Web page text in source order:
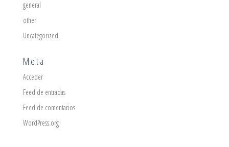
general
other
Uncategorized
Meta
Acceder
Feed de entradas
Feed de comentarios
WordPress.org